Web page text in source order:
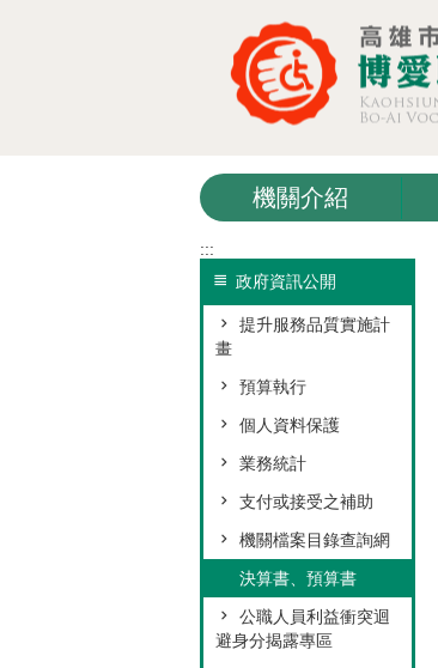
機關介紹
:::
政府資訊公開
提升服務品質實施計
畫
預算執行
個人資料保護
業務統計
支付或接受之補助
機關檔案目錄查詢網
決算書、預算書
公職人員利益衝突迴
避身分揭露專區